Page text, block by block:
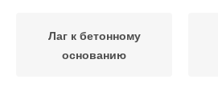
Лаг к бетонному
основанию